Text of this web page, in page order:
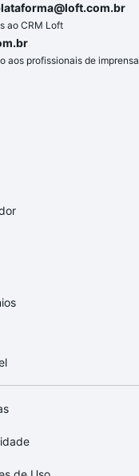
ao CRM Loft
aos profissionais de imprensa